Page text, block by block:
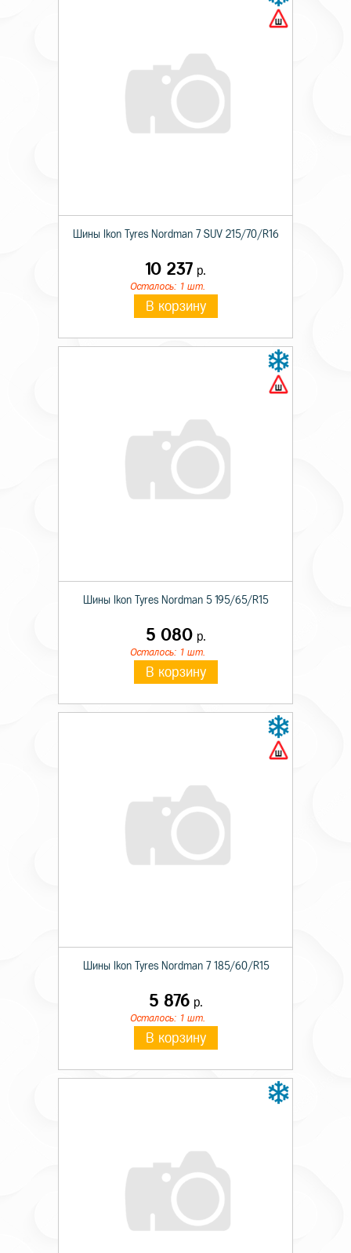
Шины Ikon Tyres Nordman 7 SUV 215/70/R16
10 237 р.
Осталось: 1 шт.
В корзину
Шины Ikon Tyres Nordman 5 195/65/R15
5 080р.
Осталось: 1 шт.
В корзину
Шины Ikon Tyres Nordman 7 185/60/R15
5 876р.
Осталось: 1 шт.
В корзину